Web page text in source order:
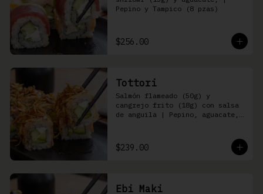
Pepino y Tampico (8 pzas)
$256.00
Tottori
Salmón flameado (50g) y
cangrejo frito (18g) con salsa
de anguila | Pepino, aguacate,
$239.00
Ebi Maki